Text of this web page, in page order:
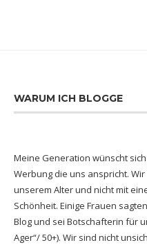
WARUM ICH BLOGGE
Meine Generation wünscht
Werbung die uns anspricht.
unserem Alter und nicht mit
Schönheit. Einige Frauen
Blog und sei Botschafterin für
Ager“/ 50+). Wir sind nicht